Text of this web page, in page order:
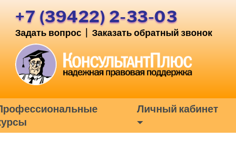
+7 (39422) 2-33-03
Задать вопрос Заказать обратный звонок
Личный кабинет